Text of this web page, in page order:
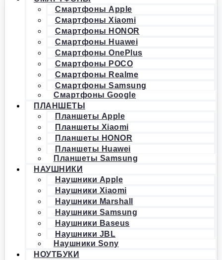
Смартфоны Apple
Смартфоны Xiaomi
Смартфоны HONOR
Смартфоны Huawei
Смартфоны OnePlus
Смартфоны POCO
Смартфоны Realme
Смартфоны Samsung
Смартфоны Google
ПЛАНШЕТЫ
Планшеты Apple
Планшеты Xiaomi
Планшеты HONOR
Планшеты Huawei
Планшеты Samsung
НАУШНИКИ
Наушники Apple
Наушники Xiaomi
Наушники Marshall
Наушники Samsung
Наушники Baseus
Наушники JBL
Наушники Sony
НОУТБУКИ